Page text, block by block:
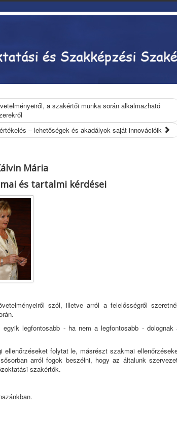
a szakértői munka során alkalmazható
– lehetőségek és akadályok saját innovációik
Mária
és tartalmi kérdései
szól, illetve arról a felelősségről
legfontosabb - ha nem a legfontosabb - dolognak
folytat le, másrészt szakmai
arról fogok beszélni, hogy az általunk
szakértők.